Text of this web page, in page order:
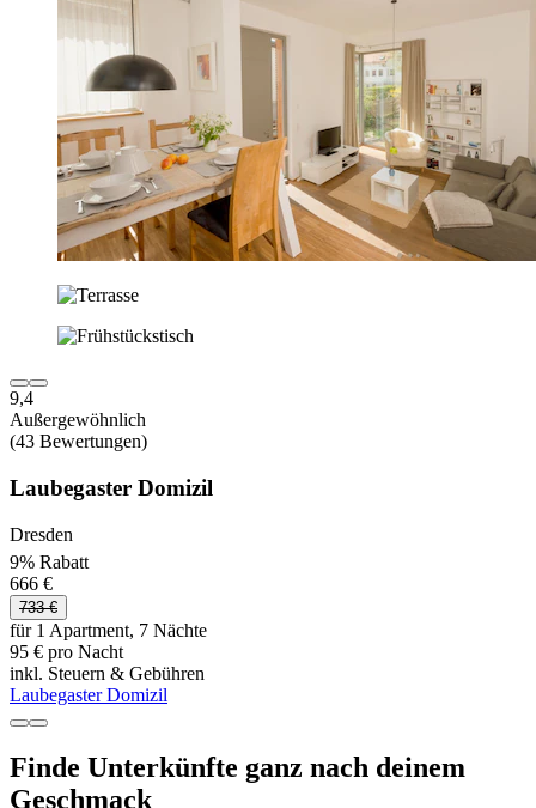
9,4
Außergewöhnlich
(43 Bewertungen)
Laubegaster Domizil
Dresden
9% Rabatt
666 €
733 €
für 1 Apartment, 7 Nächte
95 € pro Nacht
inkl. Steuern & Gebühren
Laubegaster Domizil
Finde Unterkünfte ganz nach deinem
Geschmack